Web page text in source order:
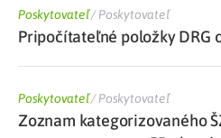
Poskytovateľ/Poskytovateľ
Pripočítateľné položky DRG
Poskytovateľ/Poskytovateľ
Zoznam kategorizovaného